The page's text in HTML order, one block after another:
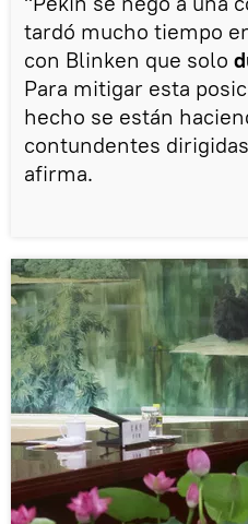
tardó mucho tiempo
con Blinken que solo
Para mitigar esta
hecho se están
contundentes
afirma.